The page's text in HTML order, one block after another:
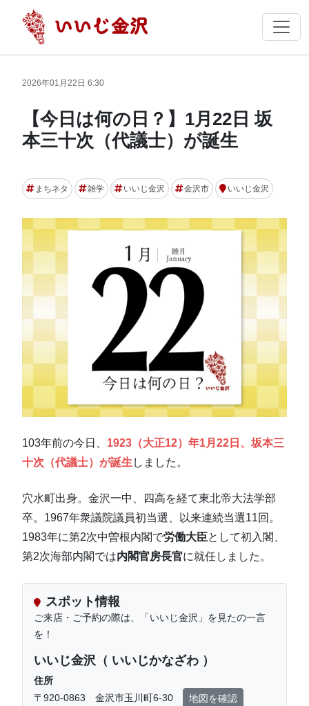
2026年01月22日 6:30
【今日は何の日？】1月22日 坂
本三十次（代議士）が誕生
まちネタ 雑学 いいじ金沢 金沢市 いいじ金沢
103年前の今日、 1923（大正12）年1月22日、坂本三
十次（代議士）が誕生 しました。
穴水町出身。金沢一中、四高を経て東北帝大法学部
卒。1967年衆議院議員初当選、以来連続当選11回。
1983年に第2次中曽根内閣で労働大臣として初入閣、
第2次海部内閣では内閣官房長官に就任しました。
スポット情報
ご来店・ご予約の際は、「いいじ金沢」を見たの一言
を！
いいじ金沢（ いいじかなざわ ）
住所
〒920-0863 金沢市玉川町6-30
地図を確認